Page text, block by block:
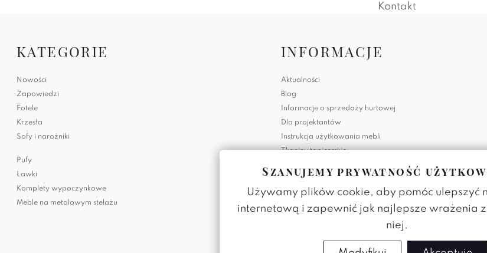
Kontakt
KATEGORIE
Nowości
Zapowiedzi
Fotele
Krzesła
Sofy i narożniki
Pufy
Ławki
Komplety wypoczynkowe
Meble na metalowym stelażu
INFORMACJE
Aktualności
Blog
Informacje o sprzedaży hurtowej
Dla projektantów
Instrukcja użytkowania mebli
Tkaniny tapicerskie
Polityka prywatności
Regulamin strony
RODO - System Informatyczny
Status zamówienia
Szanujemy prywatność
Używamy plików cookie, aby pomóc ulepszyć
internetową i zapewnić jak najlepsze wrażenia
niej.